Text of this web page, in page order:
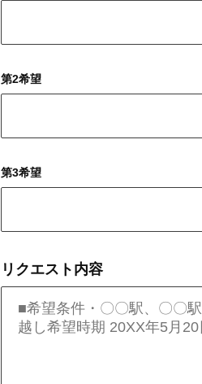
第2希望
第3希望
リクエスト内容